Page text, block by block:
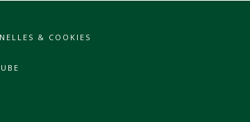
& COOKIES